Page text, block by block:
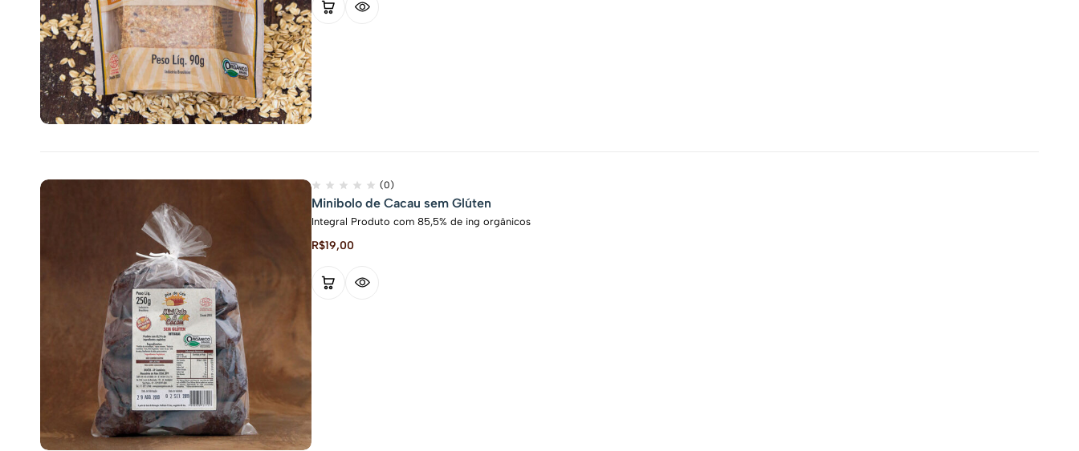
(0)
Minibolo de Cacau sem Glúten
Integral Produto com 85,5% de ing orgânicos
R$19,00